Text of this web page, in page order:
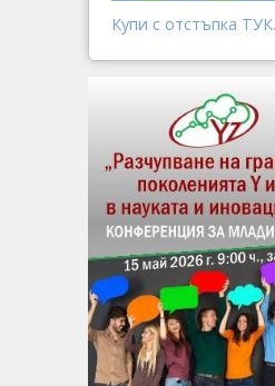
Купи с отстъпка